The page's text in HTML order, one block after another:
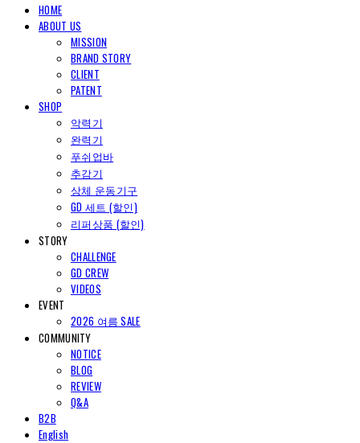
HOME
ABOUT US
MISSION
BRAND STORY
CLIENT
PATENT
SHOP
악력기
완력기
푸쉬업바
추감기
상체 운동기구
GD 세트 (할인)
리퍼상품 (할인)
STORY
CHALLENGE
GD CREW
VIDEOS
EVENT
2026 여름 SALE
COMMUNITY
NOTICE
BLOG
REVIEW
Q&A
B2B
English